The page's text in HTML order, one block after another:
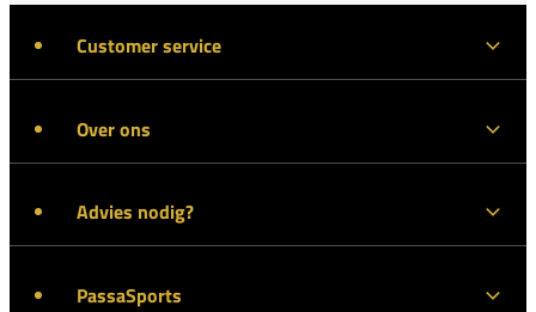
Customer service
Over ons
Advies nodig?
PassaSports